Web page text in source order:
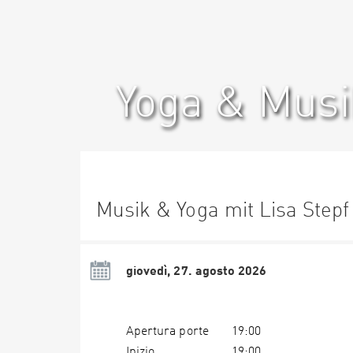
Yoga &
Musik & Yoga mit Lisa Stepf
giovedì, 27. agosto 2026
Apertura porte
19:00